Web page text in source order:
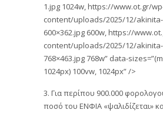
1.jpg 1024w, https://www.ot.gr/
content/uploads/2025/12/akinita-
600×362.jpg 600w, https://
content/uploads/2025/12/akinita-
768×463.jpg 768w” data-
1024px) 100vw, 1024px” />
3. Για περίπου 900.000
ποσό του ΕΝΦΙΑ «ψαλιδίζεται»